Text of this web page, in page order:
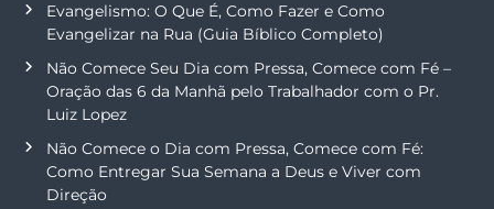
Evangelismo: O Que É, Como Fazer e Como
Evangelizar na Rua (Guia Bíblico Completo)
Não Comece Seu Dia com Pressa, Comece com Fé –
Oração das 6 da Manhã pelo Trabalhador com o Pr.
Luiz Lopez
Não Comece o Dia com Pressa, Comece com Fé:
Como Entregar Sua Semana a Deus e Viver com
Direção